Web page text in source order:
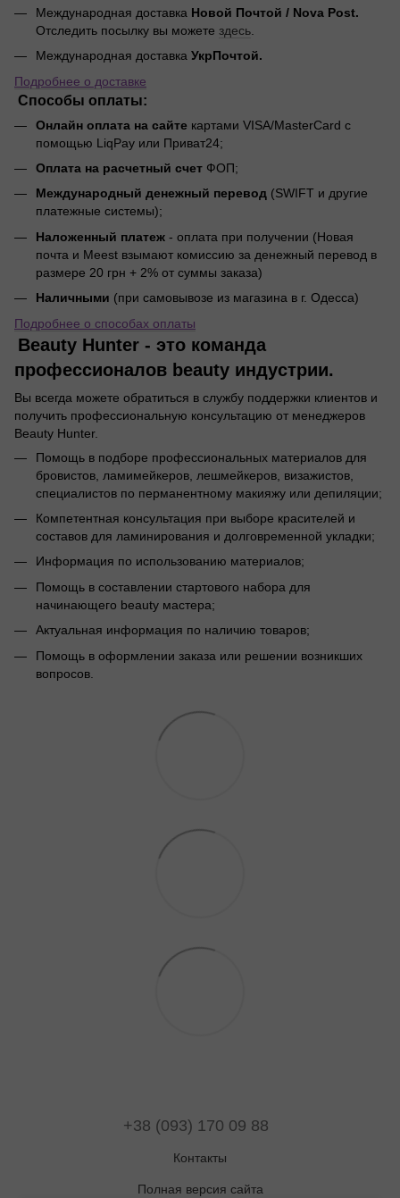
Международная доставка Новой Почтой / Nova Post.
Отследить посылку вы можете здесь
Международная доставка УкрПочтой.
Подробнее о доставке
Способы оплаты:
Онлайн оплата на сайте картами VISA/MasterCard с
помощью LiqPay или Приват24;
Оплата на расчетный счет ФОП;
Международный денежный перевод (SWIFT и другие
платежные системы);
Наложенный платеж - оплата при получении (Новая
почта и Meest взымают комиссию за денежный перевод в
размере 20 грн + 2% от суммы заказа)
Наличными (при самовывозе из магазина в г. Одесса)
Подробнее о способах оплаты
Beauty Hunter - это команда
профессионалов beauty индустрии.
Вы всегда можете обратиться в службу поддержки клиентов и
получить профессиональную консультацию от менеджеров
Beauty Hunter.
Помощь в подборе профессиональных материалов для
бровистов, ламимейкеров, лешмейкеров, визажистов,
специалистов по перманентному макияжу или депиляции;
Компетентная консультация при выборе красителей и
составов для ламинирования и долговременной укладки;
Информация по использованию материалов;
Помощь в составлении стартового набора для
начинающего beauty мастера;
Актуальная информация по наличию товаров;
Помощь в оформлении заказа или решении возникших
вопросов.
+38 (093) 170 09 88
Контакты
Полная версия сайта